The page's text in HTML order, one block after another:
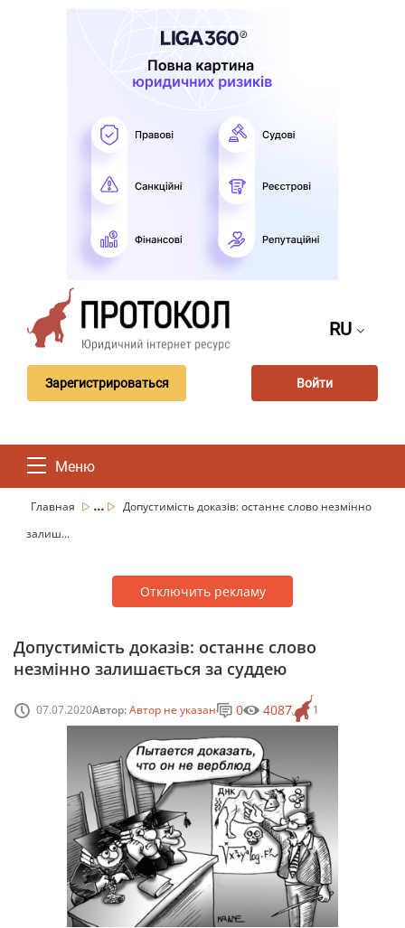
RU
Зарегистрироваться Войти
Меню
Главная ...
Допустимість доказів: останнє слово незмінно
залиш...
Отключить рекламу
Допустимість доказів: останнє слово
незмінно залишається за суддею
07.07.2020Автор:Автор не указан 1
0 4087